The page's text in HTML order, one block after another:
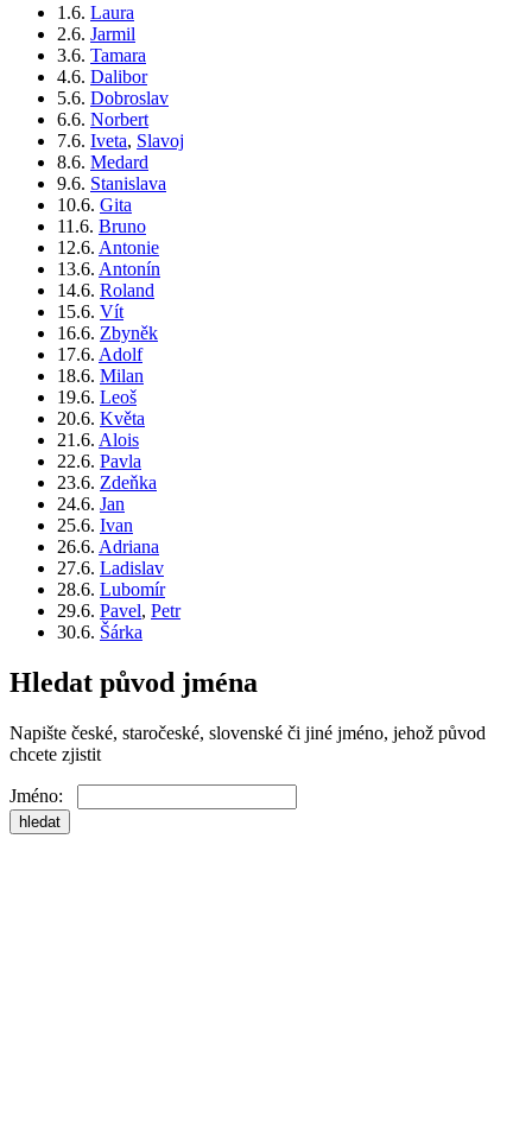
1.6. Laura
2.6. Jarmil
3.6. Tamara
4.6. Dalibor
5.6. Dobroslav
6.6. Norbert
7.6. Iveta, Slavoj
8.6. Medard
9.6. Stanislava
10.6. Gita
11.6. Bruno
12.6. Antonie
13.6. Antonín
14.6. Roland
15.6. Vít
16.6. Zbyněk
17.6. Adolf
18.6. Milan
19.6. Leoš
20.6. Květa
21.6. Alois
22.6. Pavla
23.6. Zdeňka
24.6. Jan
25.6. Ivan
26.6. Adriana
27.6. Ladislav
28.6. Lubomír
29.6. Pavel, Petr
30.6. Šárka
Hledat původ jména
Napište české, staročeské, slovenské či jiné jméno, jehož původ
chcete zjistit
Jméno: